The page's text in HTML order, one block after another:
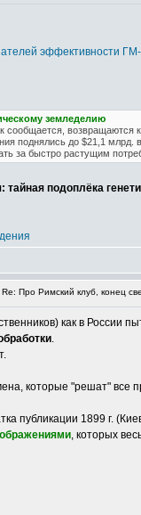
эффективности ГМ-
земледелию
возвращаются
поднялись до $21,1
за быстро растущим
подоплёка
Про Римский клуб, конец
как в России
.
которые "решат" все
публикации 1899 г.
, которых